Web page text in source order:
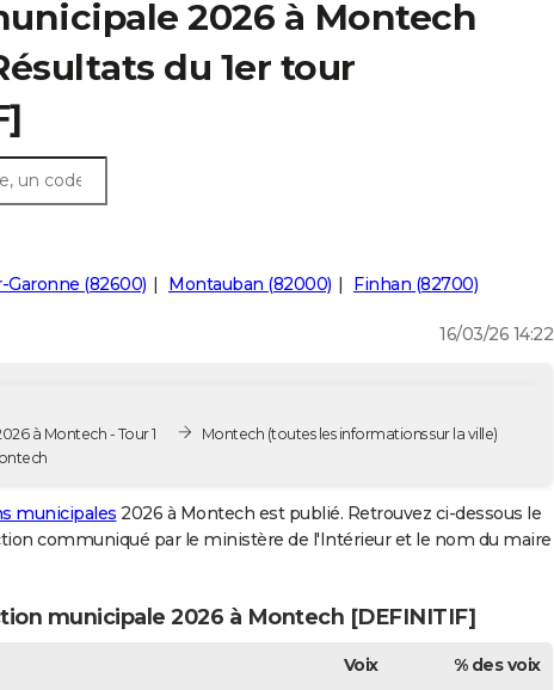
2026 à Montech
du 1er tour
Garonne (82600) Montauban (82000) Finhan (82700)
16/03/26 14:22
à Montech - Tour 1
Montech (toutes les informations sur la ville)
municipales 2026 à Montech est publié. Retrouvez ci-dessous le
communiqué par le ministère de l'Intérieur et le nom du maire
municipale 2026 à Montech [DEFINITIF]
Voix % des voix